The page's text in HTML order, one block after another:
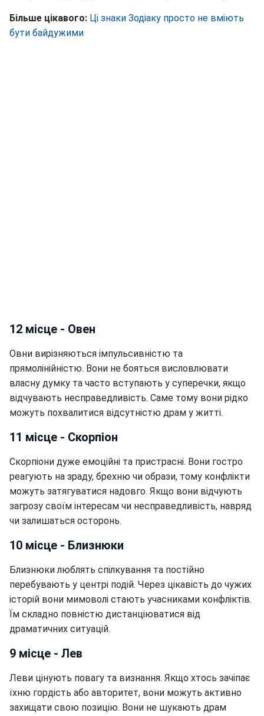
Більше цікавого: Ці знаки Зодіаку просто не вміють
бути байдужими
12 місце - Овен
Овни вирізняються імпульсивністю та
прямолінійністю. Вони не бояться висловлювати
власну думку та часто вступають у суперечки, якщо
відчувають несправедливість. Саме тому вони рідко
можуть похвалитися відсутністю драм у житті.
11 місце - Скорпіон
Скорпіони дуже емоційні та пристрасні. Вони гостро
реагують на зраду, брехню чи образи, тому конфлікти
можуть затягуватися надовго. Якщо вони відчують
загрозу своїм інтересам чи несправедливість, навряд
чи залишаться осторонь.
10 місце - Близнюки
Близнюки люблять спілкування та постійно
перебувають у центрі подій. Через цікавість до чужих
історій вони мимоволі стають учасниками конфліктів.
Їм складно повністю дистанціюватися від
драматичних ситуацій.
9 місце - Лев
Леви цінують повагу та визнання. Якщо хтось зачіпає
їхню гордість або авторитет, вони можуть активно
захищати свою позицію. Вони не шукають драм